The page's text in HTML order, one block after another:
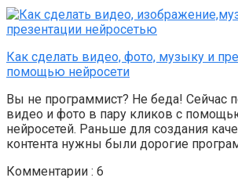
Как сделать видео, фото, музыку и
помощью нейросети
Вы не программист? Не беда! Сейчас
видео и фото в пару кликов с
нейросетей. Раньше для создания
контента нужны были дорогие
Комментарии : 6